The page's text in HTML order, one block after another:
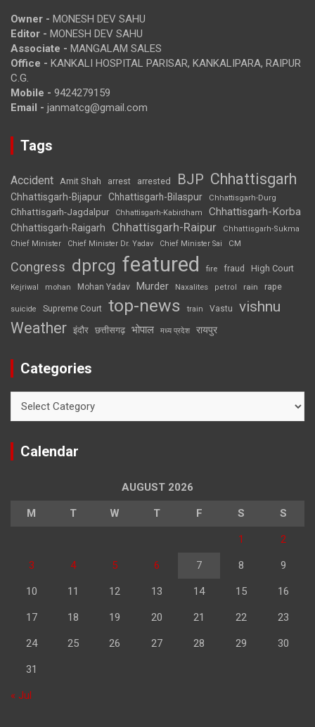
Owner - MONESH DEV SAHU
Editor - MONESH DEV SAHU
Associate - MANGALAM SALES
Office - KANKALI HOSPITAL PARISAR, KANKALIPARA, RAIPUR
C.G.
Mobile - 9424279159
Email - janmatcg@gmail.com
Tags
Accident Amit Shah arrest arrested BJP Chhattisgarh
Chhattisgarh-Bijapur Chhattisgarh-Bilaspur Chhattisgarh-Durg
Chhattisgarh-Jagdalpur Chhattisgarh-Kabirdham Chhattisgarh-Korba
Chhattisgarh-Raigarh Chhattisgarh-Raipur
Chhattisgarh-Sukma
Chief Minister
Chief Minister Dr. Yadav Chief Minister Sai CM
Congress dprcg featured fire fraud High Court
Kejriwal mohan Mohan Yadav Murder Naxalites petrol rain rape
suicide Supreme Court top-news train Vastu vishnu
Weather इंदौर छत्तीसगढ़ भोपाल मध्य प्रदेश रायपुर
Categories
Calendar
AUGUST 2026
M T W T F S S
1 2
3 4 5 6 7 8 9
10 11 12 13 14 15 16
17 18 19 20 21 22 23
24 25 26 27 28 29 30
31
« Jul